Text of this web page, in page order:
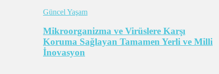
Güncel Yaşam
Mikroorganizma ve Virüslere Karşı
Koruma Sağlayan Tamamen Yerli ve Milli
İnovasyon